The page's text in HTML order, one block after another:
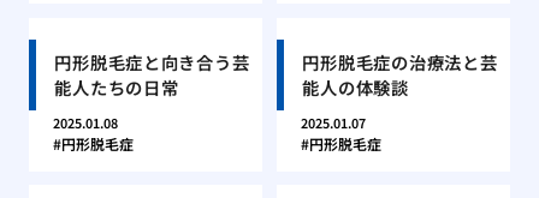
円形脱毛症と向き合う芸
能人たちの日常
2025.01.08
円形脱毛症
円形脱毛症の治療法と芸
能人の体験談
2025.01.07
円形脱毛症